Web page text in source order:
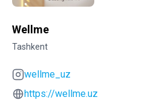
Wellme
Tashkent
wellme_uz
https://wellme.uz